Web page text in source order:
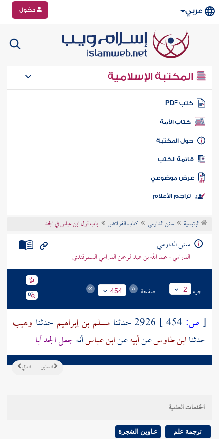
عربي دخول
المكتبة الإسلامية
كتب PDF
كتاب الأمة
المكتبة
الكتب
موضوعي
تراجم الأعلام
الرئيسية سنن الدارمي كتاب الفرائض باب قول ابن عباس في الجد
سنن الدارمي
الدرامي - عبد الله بن عبد الرحمن الدرامي السمرقندي
جزء 2 صفحة 454
[ ص: 2926 حدثنا مسلم بن إبراهيم حدثنا وهيب
حدثناابن طاوسعنأبيهعنابن عباسأنهجعل الجد أبا
التالي السابق
الخدمات العلمية
ترجمة علم عناوين الشجرة